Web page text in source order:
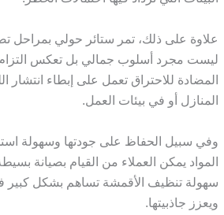
علاوة على ذلك، تمر ستائر حولي بمراحل
ليست مجرد أسلوب جمالي بل تعكس التزام
المضادة للاحتراق تعمل على إبطاء
المنازل أو في بيئات العمل.
وفي سبيل الحفاظ على جودتها وسهولة
المواد يمكن العملاء من القيام بصيانة
سهولة تنظيف الأقمشة تساهم بشكل كبير
ويعزز جاذبيتها.